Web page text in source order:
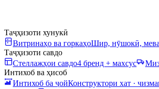
Таҷҳизоти хунукӣ
Витринаҳо ва горкаҳоШир, нӯшокӣ, мева
Таҷҳизоти савдо
Стеллажҳои савдо4 бренд + махсус
Интихоб ва ҳисоб
Интихоб ба ҷойКонструктори хат ·